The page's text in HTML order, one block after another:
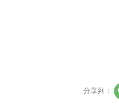
分享到：